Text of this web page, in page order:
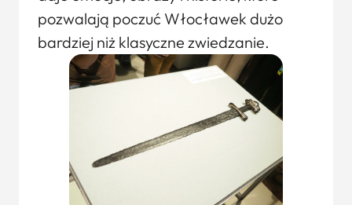
pozwalają poczuć Włocławek dużo
bardziej niż klasyczne zwiedzanie.